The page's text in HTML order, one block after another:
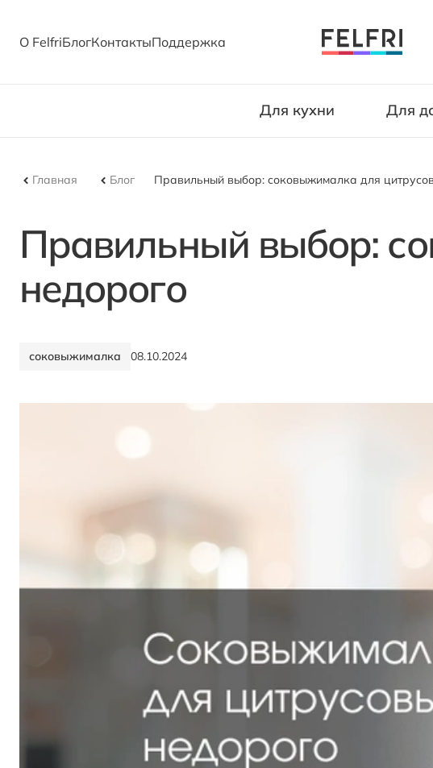
О FelfriБлогКонтактыПоддержка
Для кухни Для
Главная Блог Правильный выбор: соковыжималка для
Правильный выбор:
недорого
соковыжималка 08.10.2024